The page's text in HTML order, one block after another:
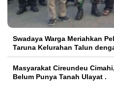
Swadaya Warga Meriahkan
Taruna Kelurahan Talun
Masyarakat Cireundeu
Belum Punya Tanah Ulayat .